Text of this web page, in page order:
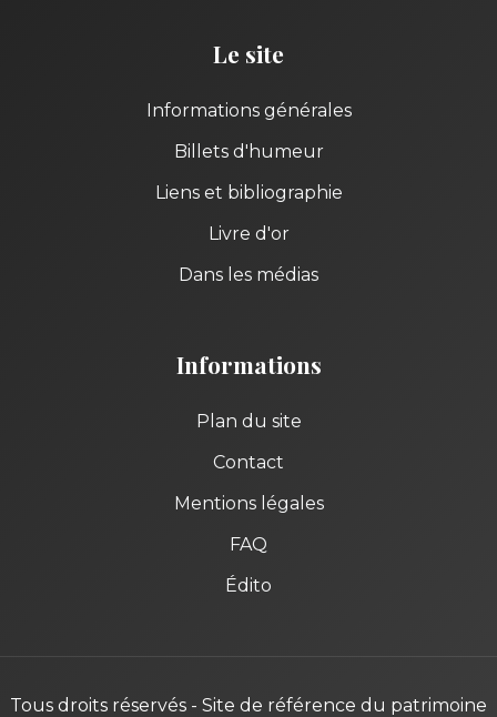
Le site
Informations générales
Billets d'humeur
Liens et bibliographie
Livre d'or
Dans les médias
Informations
Plan du site
Contact
Mentions légales
FAQ
Édito
Tous droits réservés - Site de référence du patrimoine